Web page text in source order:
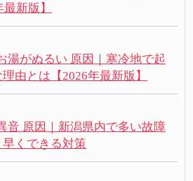
新版】
湯がぬるい 原因｜寒冷地で起
由とは【2026年最新版】
音 原因｜新潟県内で多い故障
早くできる対策